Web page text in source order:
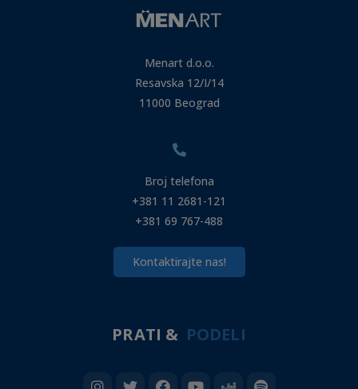
Menart d.o.o.
Resavska 12/I/14
11000 Beograd
Broj telefona
+381 11 2681-121
+381 69 767-488
Kontaktirajte nas!
PRATI & PODELI